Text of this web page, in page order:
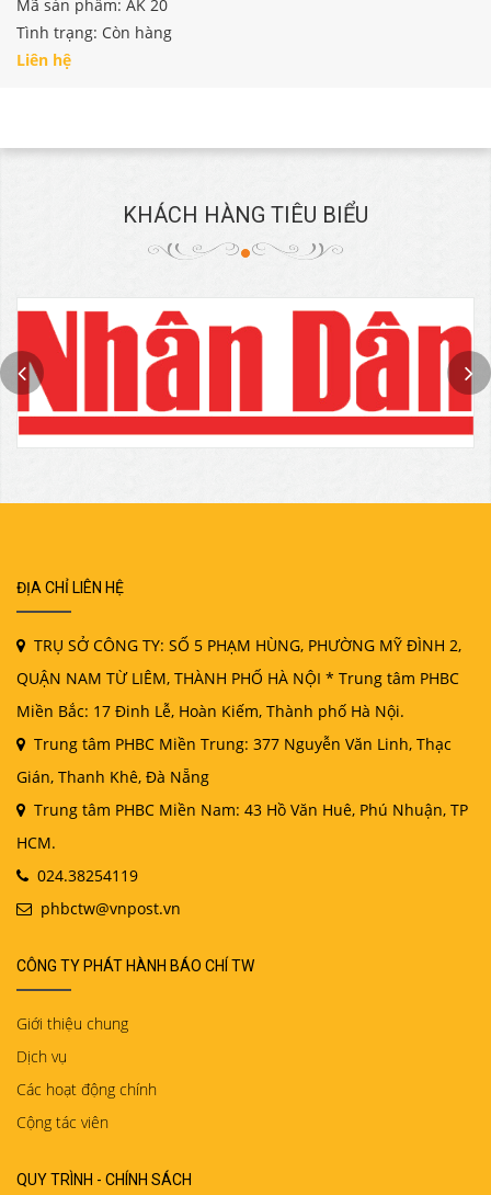
Mã sản phẩm: AK 20
Tình trạng: Còn hàng
Liên hệ
KHÁCH HÀNG TIÊU BIỂU
ĐỊA CHỈ LIÊN HỆ
TRỤ SỞ CÔNG TY: SỐ 5 PHẠM HÙNG, PHƯỜNG MỸ ĐÌNH 2,
QUẬN NAM TỪ LIÊM, THÀNH PHỐ HÀ NỘI * Trung tâm PHBC
Miền Bắc: 17 Đinh Lễ, Hoàn Kiếm, Thành phố Hà Nội.
Trung tâm PHBC Miền Trung: 377 Nguyễn Văn Linh, Thạc
Gián, Thanh Khê, Đà Nẵng
Trung tâm PHBC Miền Nam: 43 Hồ Văn Huê, Phú Nhuận, TP
HCM.
024.38254119
phbctw@vnpost.vn
CÔNG TY PHÁT HÀNH BÁO CHÍ TW
Giới thiệu chung
Dịch vụ
Các hoạt động chính
Cộng tác viên
QUY TRÌNH - CHÍNH SÁCH